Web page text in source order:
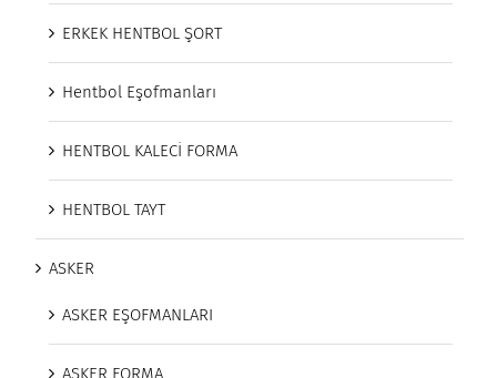
ERKEK HENTBOL ŞORT
Hentbol Eşofmanları
HENTBOL KALECİ FORMA
HENTBOL TAYT
ASKER
ASKER EŞOFMANLARI
ASKER FORMA